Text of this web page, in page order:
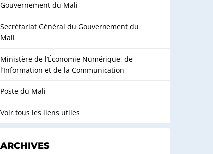
Gouvernement du Mali
Secrétariat Général du Gouvernement du
Mali
Ministère de l’Économie Numérique, de
l’Information et de la Communication
Poste du Mali
Voir tous les liens utiles
ARCHIVES